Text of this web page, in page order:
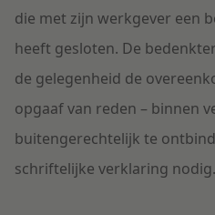
die met zijn werkgever een
heeft gesloten. De
de gelegenheid de
opgaaf van reden – binnen
buitengerechtelijk te
schriftelijke verklaring nodig.